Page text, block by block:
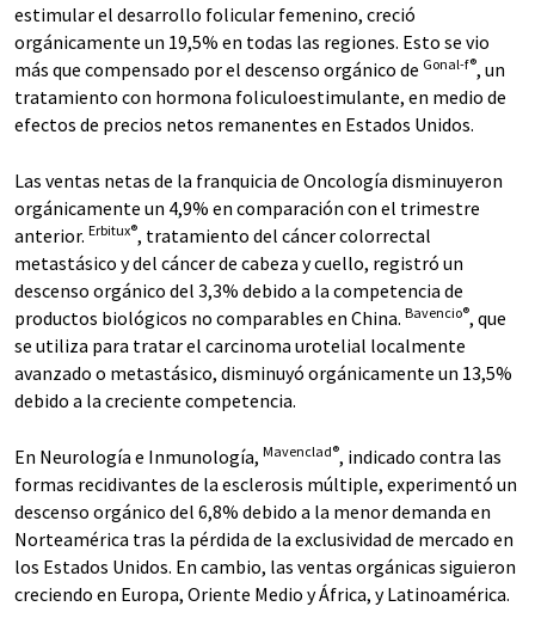
estimular el desarrollo folicular femenino, creció
orgánicamente un 19,5% en todas las regiones. Esto se vio
más que compensado por el descenso orgánico de Gonal-f®, un
tratamiento con hormona foliculoestimulante, en medio de
efectos de precios netos remanentes en Estados Unidos.
Las ventas netas de la franquicia de Oncología disminuyeron
orgánicamente un 4,9% en comparación con el trimestre
anterior. Erbitux®, tratamiento del cáncer colorrectal
metastásico y del cáncer de cabeza y cuello, registró un
descenso orgánico del 3,3% debido a la competencia de
productos biológicos no comparables en China. Bavencio®, que
se utiliza para tratar el carcinoma urotelial localmente
avanzado o metastásico, disminuyó orgánicamente un 13,5%
debido a la creciente competencia.
En Neurología e Inmunología, Mavenclad®, indicado contra las
formas recidivantes de la esclerosis múltiple, experimentó un
descenso orgánico del 6,8% debido a la menor demanda en
Norteamérica tras la pérdida de la exclusividad de mercado en
los Estados Unidos. En cambio, las ventas orgánicas siguieron
creciendo en Europa, Oriente Medio y África, y Latinoamérica.